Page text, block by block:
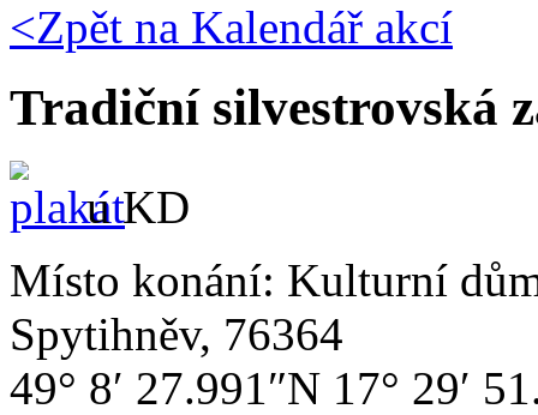
<Zpět na Kalendář akcí
Tradiční silvestrovská
u KD
Místo konání: Kulturní
Spytihněv, 76364
49° 8′ 27.991″N 17° 29′